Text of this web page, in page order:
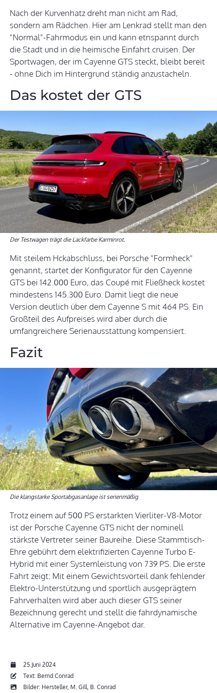
Nach der Kurvenhatz dreht man nicht am Rad,
sondern am Rädchen. Hier am Lenkrad stellt man den
"Normal"-Fahrmodus ein und kann etnspannt durch
die Stadt und in die heimische Einfahrt cruisen. Der
Sportwagen, der im Cayenne GTS steckt, bleibt bereit
- ohne Dich im Hintergrund ständig anzustacheln.
Das kostet der GTS
Der Testwagen trägt die Lackfarbe Karminrot.
Mit steilem Hckabschluss, bei Porsche "Formheck"
genannt, startet der Konfigurator für den Cayenne
GTS bei 142.000 Euro, das Coupé mit Fließheck kostet
mindestens 145.300 Euro. Damit liegt die neue
Version deutlich über dem Cayenne S mit 464 PS. Ein
Großteil des Aufpreises wird aber durch die
umfangreichere Serienausstattung kompensiert.
Fazit
Die klangstarke Sportabgasanlage ist serienmäßig
Trotz einem auf 500 PS erstarkten Vierliter-V8-Motor
ist der Porsche Cayenne GTS nicht der nominell
stärkste Vertreter seiner Baureihe. Diese Stammtisch-
Ehre gebührt dem elektrifizierten Cayenne Turbo E-
Hybrid mit einer Systemleistung von 739 PS. Die erste
Fahrt zeigt: Mit einem Gewichtsvorteil dank fehlender
Elektro-Unterstützung und sportlich ausgeprägtem
Fahrverhalten wird aber auch dieser GTS seiner
Bezeichnung gerecht und stellt die fahrdynamische
Alternative im Cayenne-Angebot dar.
25.Juni 2024
Text: Bernd Conrad
Bilder: Hersteller, M. Gill, B. Conrad